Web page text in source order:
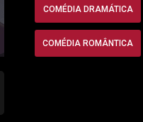
COMÉDIA DRAMÁTICA
COMÉDIA ROMÂNTICA